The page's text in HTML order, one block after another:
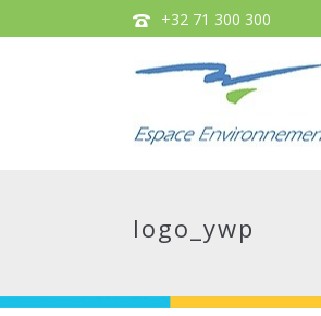
+32 71 300 300
logo_ywp